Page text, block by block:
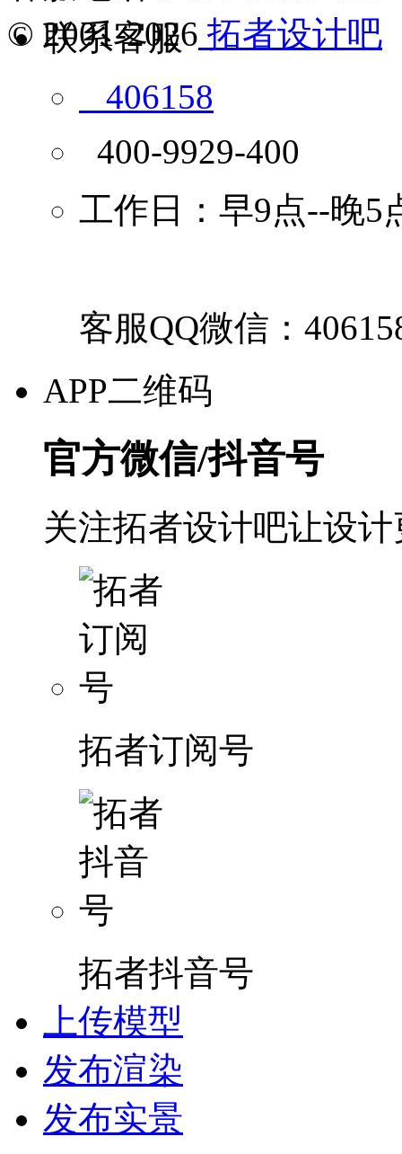
© 2001-2026 拓者设计吧
联系客服
406158
400-9929-400
工作日：早9点--晚5
客服QQ微信：
APP二维码
官方微信/抖音号
关注拓者设计吧让设
拓者订阅号
拓者抖音号
上传模型
发布渲染
发布实景